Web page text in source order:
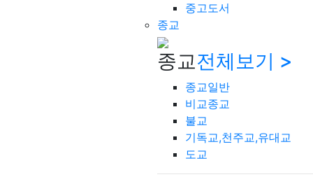
중고도서
종교
종교전체보기 >
종교일반
비교종교
불교
기독교,천주교,유대교
도교